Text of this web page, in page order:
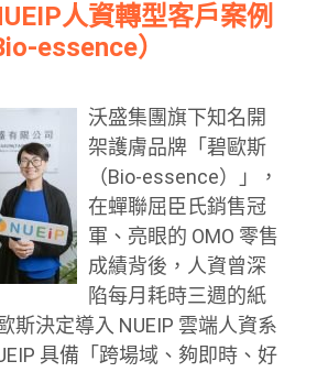
人資轉型客戶案例
essence）
沃盛集團旗下知名開
架護膚品牌「碧歐斯
（Bio-essence）」，
在蟬聯屈臣氏銷售冠
軍、亮眼的 OMO 零售
成績背後，人資曾深
陷每月耗時三週的紙
斯決定導入 NUEIP 雲端人資系
具備「跨場域、夠即時、好